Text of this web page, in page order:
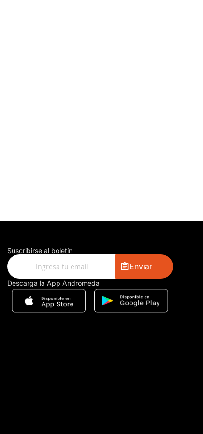
Suscribirse al boletín
Enviar
Descarga la App Andromeda